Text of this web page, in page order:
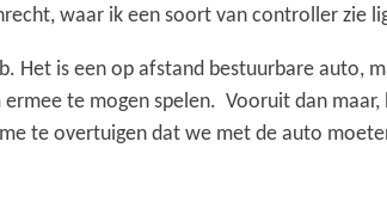
waar ik een soort van controller zie
Het is een op afstand bestuurbare auto,
te mogen spelen. Vooruit dan
te overtuigen dat we met de auto